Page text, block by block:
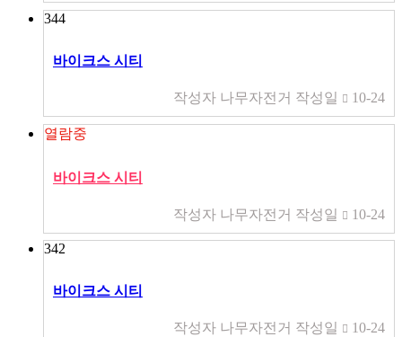
344
바이크스 시티
작성자 나무자전거 작성일 10-24
열람중
바이크스 시티
작성자 나무자전거 작성일 10-24
342
바이크스 시티
작성자 나무자전거 작성일 10-24